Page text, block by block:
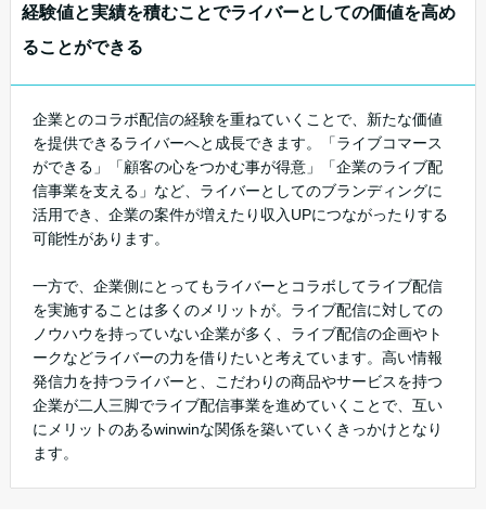
経験値と実績を積むことでライバーとしての価値を高め
ることができる
企業とのコラボ配信の経験を重ねていくことで、新たな価値
を提供できるライバーへと成長できます。「ライブコマース
ができる」「顧客の心をつかむ事が得意」「企業のライブ配
信事業を支える」など、ライバーとしてのブランディングに
活用でき、企業の案件が増えたり収入UPにつながったりする
可能性があります。
一方で、企業側にとってもライバーとコラボしてライブ配信
を実施することは多くのメリットが。ライブ配信に対しての
ノウハウを持っていない企業が多く、ライブ配信の企画やト
ークなどライバーの力を借りたいと考えています。高い情報
発信力を持つライバーと、こだわりの商品やサービスを持つ
企業が二人三脚でライブ配信事業を進めていくことで、互い
にメリットのあるwinwinな関係を築いていくきっかけとなり
ます。